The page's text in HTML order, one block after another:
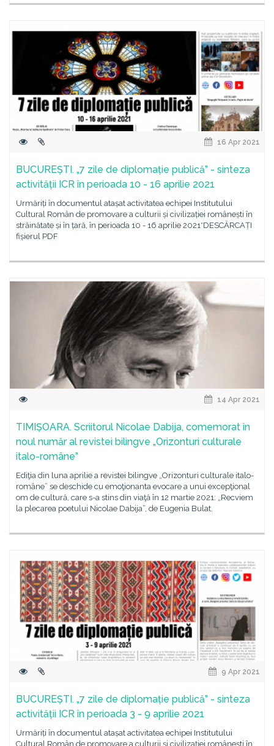
16 Apr 2021
BUCUREȘTI. „7 zile de diplomație publică” - sinteza
activității ICR în perioada 10 - 16 aprilie 2021
Urmăriți în documentul atașat activitatea echipei Institutului
Cultural Român de promovare a culturii și civilizației românești în
străinătate și în țară, în perioada 10 - 16 aprilie 2021*DESCĂRCAȚI
fișierul PDF
14 Apr 2021
TIMIȘOARA. Scriitorul Nicolae Dabija, comemorat în
noul număr al revistei bilingve „Orizonturi culturale
italo-române”
Ediţia din luna aprilie a revistei bilingve „Orizonturi culturale italo-
române” se deschide cu emoţionanta evocare a unui excepţional
om de cultură, care s-a stins din viaţă în 12 martie 2021: „Recviem
la plecarea poetului Nicolae Dabija”, de Eugenia Bulat.
9 Apr 2021
BUCUREȘTI. „7 zile de diplomație publică” - sinteza
activității ICR în perioada 3 - 9 aprilie 2021
Urmăriți în documentul atașat activitatea echipei Institutului
Cultural Român de promovare a culturii și civilizației românești în